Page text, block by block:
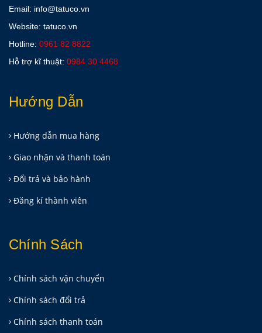
Email: info@tatuco.vn
Website: tatuco.vn
Hotline: 0961 82 8822
Hỗ trợ kĩ thuật: 0984 30 4468
Hướng Dẫn
Hướng dẫn mua hàng
Giao nhận và thanh toán
Đổi trả và bảo hành
Đăng kí thành viên
Chính Sách
Chính sách vận chuyển
Chính sách đổi trả
Chính sách thanh toán